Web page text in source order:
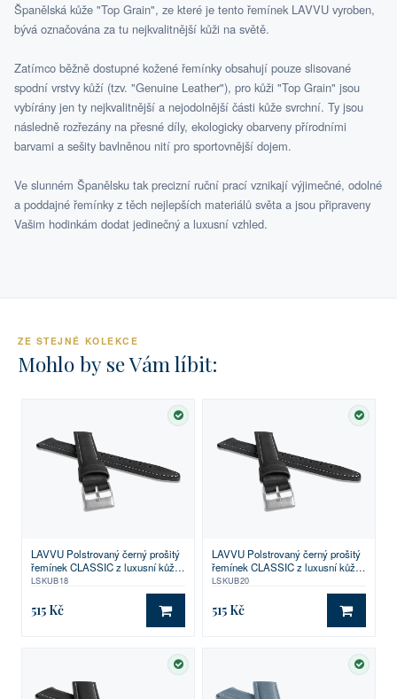
Španělská kůže "Top Grain", ze které je tento řemínek LAVVU vyroben,
bývá označována za tu nejkvalitnější kůži na světě.
Zatímco běžně dostupné kožené řemínky obsahují pouze slisované
spodní vrstvy kůží (tzv. "Genuine Leather"), pro kůži "Top Grain" jsou
vybírány jen ty nejkvalitnější a nejodolnější části kůže svrchní. Ty jsou
následně rozřezány na přesné díly, ekologicky obarveny přírodními
barvami a sešity bavlněnou nití pro sportovnější dojem.
Ve slunném Španělsku tak precizní ruční prací vznikají výjimečné, odolné
a poddajné řemínky z těch nejlepších materiálů světa a jsou připraveny
Vašim hodinkám dodat jedinečný a luxusní vzhled.
ZE STEJNÉ KOLEKCE
Mohlo by se Vám líbit:
SKLADEM
LAVVU Polstrovaný černý prošitý
řemínek CLASSIC z luxusní kůže
Top Grain - 18
LSKUB18
515 Kč DO KOŠÍKU
LAVVU Polstrovaný černý prošitý
řemínek CLASSIC z luxusní kůže
Top Grain - 20
LSKUB20
515 Kč DO
SKLADEM